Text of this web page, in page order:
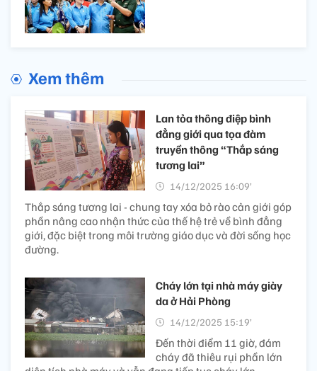
Xem thêm
Lan tỏa thông điệp bình
đẳng giới qua tọa đàm
truyền thông “Thắp sáng
tương lai”
14/12/2025 16:09’
Thắp sáng tương lai - chung tay xóa bỏ rào cản giới góp
phần nâng cao nhận thức của thế hệ trẻ về bình đẳng
giới, đặc biệt trong môi trường giáo dục và đời sống học
đường.
Cháy lớn tại nhà máy giày
da ở Hải Phòng
14/12/2025 15:19’
Đến thời điểm 11 giờ, đám
cháy đã thiêu rụi phần lớn